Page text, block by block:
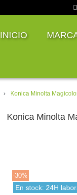
INICIO
Konica Minolta
Konica Minolta
-30%
En stock: 24H